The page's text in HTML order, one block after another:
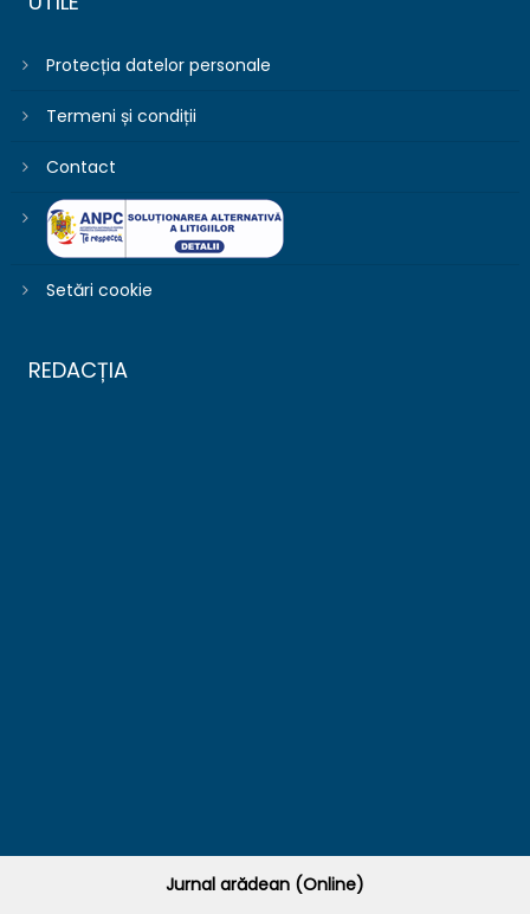
Protecția datelor personale
Termeni și condiții
Contact
Setări cookie
REDACȚIA
Jurnal arădean (Online)